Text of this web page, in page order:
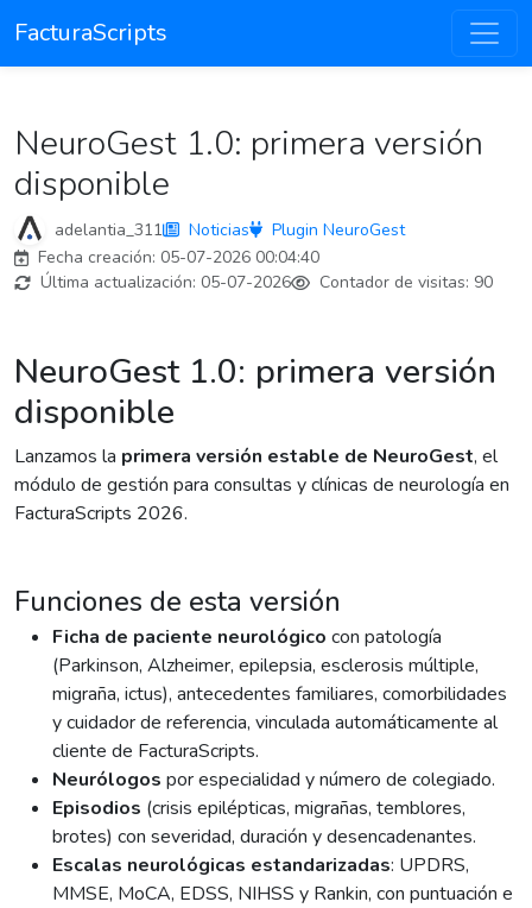
FacturaScripts
NeuroGest 1.0: primera versión
disponible
adelantia_311 Noticias
Plugin NeuroGest
Fecha creación: 05-07-2026 00:04:40
Última actualización: 05-07-2026 Contador de visitas: 90
NeuroGest 1.0: primera versión
disponible
Lanzamos la primera versión estable de NeuroGest, el
módulo de gestión para consultas y clínicas de neurología en
FacturaScripts 2026.
Funciones de esta versión
Ficha de paciente neurológico con patología
(Parkinson, Alzheimer, epilepsia, esclerosis múltiple,
migraña, ictus), antecedentes familiares, comorbilidades
y cuidador de referencia, vinculada automáticamente al
cliente de FacturaScripts.
Neurólogos por especialidad y número de colegiado.
Episodios (crisis epilépticas, migrañas, temblores,
brotes) con severidad, duración y desencadenantes.
Escalas neurológicas estandarizadas: UPDRS,
MMSE, MoCA, EDSS, NIHSS y Rankin, con puntuación e